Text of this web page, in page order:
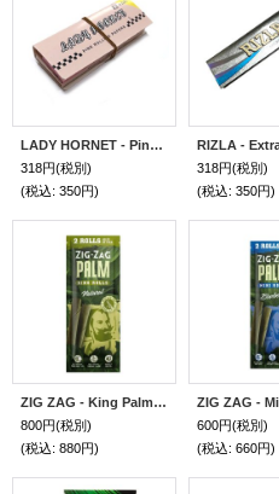
LADY HORNET - Pink Rolling Papers ペーパー 巻紙 1 1/4サイズ &フィルターチップ 76mm
318円(税別)
(税込: 350円)
318円(税別)
(税込: 350円)
ZIG ZAG - King Palm Rolls Natural ジグザグ キングパームロール ナチュラル 2本入り
800円(税別)
(税込: 880円)
600円(税別)
(税込: 660円)